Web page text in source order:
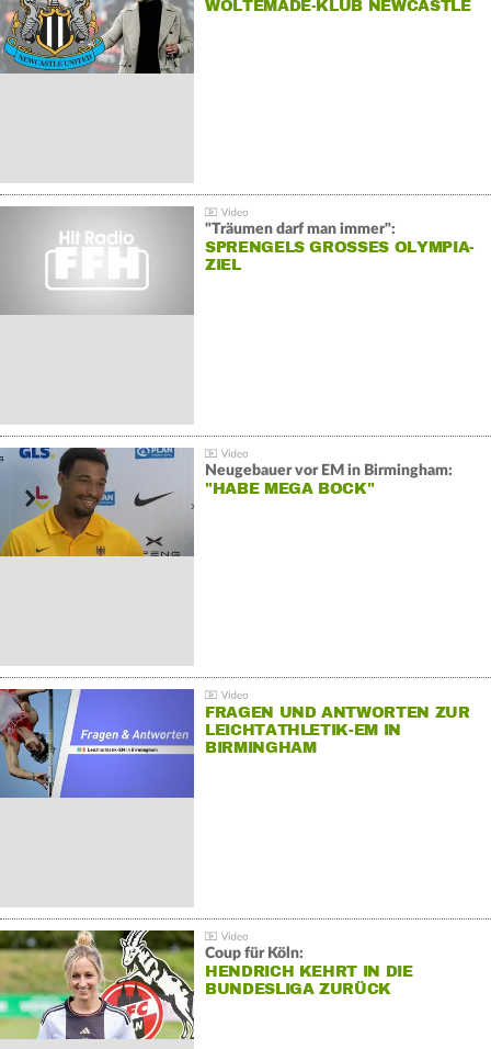
WOLTEMADE-KLUB NEWCASTLE
"Träumen darf man immer":
SPRENGELS GROSSES OLYMPIA-Z
IEL
Neugebauer vor EM in Birmingham:
"HABE MEGA BOCK"
FRAGEN UND ANTWORTEN ZUR
LEICHTATHLETIK-EM IN
BIRMINGHAM
Coup für Köln:
HENDRICH KEHRT IN DIE
BUNDESLIGA ZURÜCK